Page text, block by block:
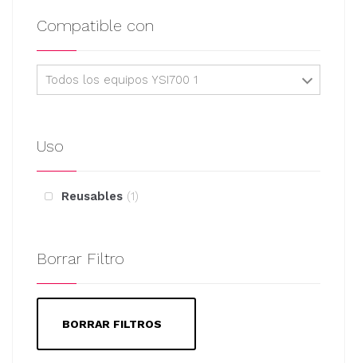
Compatible con
Todos los equipos YSI700 1
Uso
Reusables 1
Borrar Filtro
BORRAR FILTROS